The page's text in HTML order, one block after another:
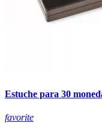
Estuche para 30
favorite